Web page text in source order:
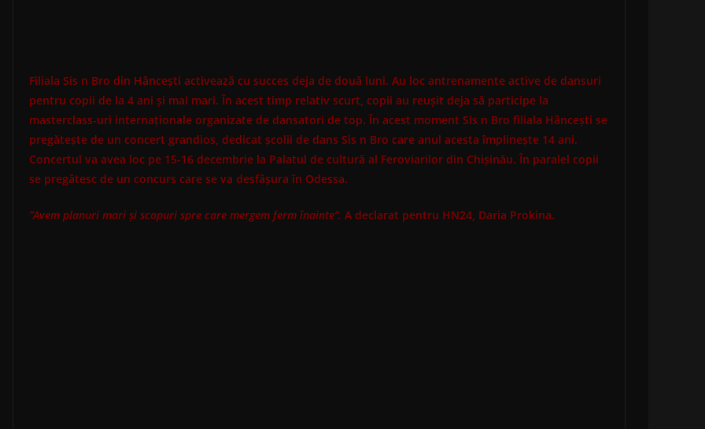
Filiala Sis n Bro din Hâncești activează cu succes deja de două luni. Au loc antrenamente active de dansuri
pentru copii de la 4 ani și mai mari. În acest timp relativ scurt, copii au reușit deja să participe la
masterclass-uri internaționale organizate de dansatori de top. În acest moment Sis n Bro filiala Hâncești se
pregătește de un concert grandios, dedicat școlii de dans Sis n Bro care anul acesta împlinește 14 ani.
Concertul va avea loc pe 15-16 decembrie la Palatul de cultură al Feroviarilor din Chișinău. În paralel copii
se pregătesc de un concurs care se va desfășura în Odessa.
”Avem planuri mari și scopuri spre care mergem ferm înainte”. A declarat pentru HN24, Daria Prokina.